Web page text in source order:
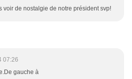
voir de nostalgie de notre président svp!
07:26
gauche à